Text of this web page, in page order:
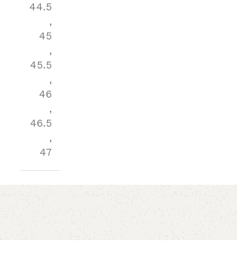
44.5
,
45
,
45.5
,
46
,
46.5
,
47